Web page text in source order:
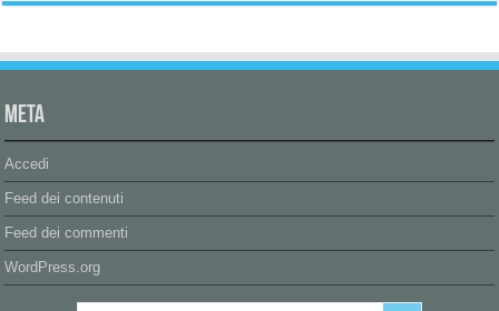
Meta
Accedi
Feed dei contenuti
Feed dei commenti
WordPress.org